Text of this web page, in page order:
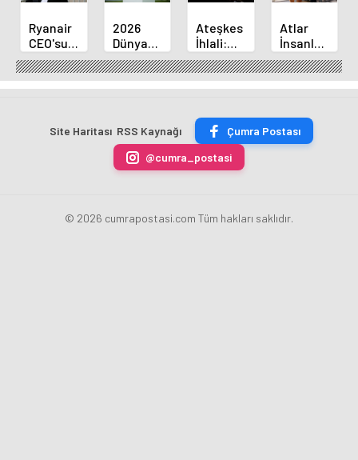
Ryanair
CEO'sundan
Elon
Musk'a
Meydan
2026
Dünya
Kupası
Biletlerine
Rekor
Ateşkes
İhlali:
İsrail
Gazze'yi
Bombalamaya
Ediyor
Atlar
İnsanların
Korkusunu
Mu
Hissediyor?
Araştırma
Site Haritası RSS Kaynağı
Çumra Postası
@cumra_postasi
© 2026 cumrapostasi.com Tüm hakları saklıdır.